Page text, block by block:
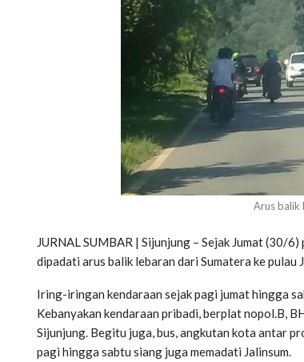
Arus balik
JURNAL SUMBAR | Sijunjung – Sejak Jumat (30/
dipadati arus balik lebaran dari Sumatera ke pulau
Iring-iringan kendaraan sejak pagi jumat hingga
Kebanyakan kendaraan pribadi, berplat nopol.B,
Sijunjung. Begitu juga, bus, angkutan kota antar
pagi hingga sabtu siang juga memadati Jalinsum.